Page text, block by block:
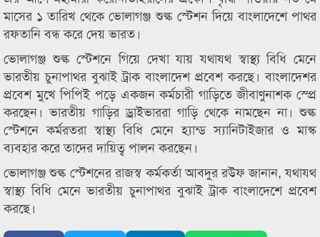
মাসের ১ তারিখ থেকে ভোলাগঞ্জ শুল্ক স্টেশন দিয়ে বাংলাদেশে পাথর
রফতানি বন্ধ করে দেয় ভারত।
ভোলাগঞ্জ শুল্ক স্টেশনে গিয়ে দেখা যায় যথাযথ স্বাস্থ্য বিধি মেনে
ভারতীয় চুনাপাথর বুঝাই ট্রাক বাংলাদেশ প্রবেশ করছে। বাংলাদেশর
প্রবেশ মুখে পিপিই পড়ে একজন কর্মচারী গাড়িতে জীবাণুনাশক স্প্রে
করছেন। ভারতীয় গাড়ির ড্রাইভাররা গাড়ি থেকে নামছেন না। শুল্ক
স্টেশনে কর্মরতরা স্বাস্থ্য বিধি মেনে হ্যান্ড স্যানিটাইজার ও মাস্ক
ব্যবহার করে তাদের দায়িত্ব পালন করছেন।
ভোলাগঞ্জ শুল্ক স্টেশনের রাজস্ব কর্মকর্তা আবদুর রউফ জানান, যথাযথ
স্বাস্থ্য বিধি মেনে ভারতীয় চুনাপাথর বুঝাই ট্রাক বাংলাদেশে প্রবেশ
করছে।